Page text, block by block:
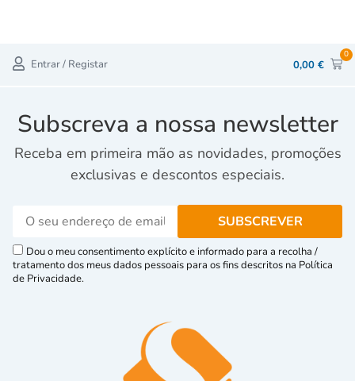
Entrar / Registar 0,00 €
0
Subscreva a nossa newsletter
Receba em primeira mão as novidades, promoções
exclusivas e descontos especiais.
Dou o meu consentimento explícito e informado para a recolha /
tratamento dos meus dados pessoais para os fins descritos na Política
de Privacidade.